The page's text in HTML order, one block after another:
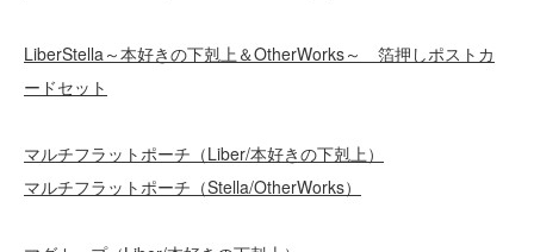
LiberStella～本好きの下剋上＆OtherWorks～ 箔押しポストカ
ードセット
マルチフラットポーチ（Liber/本好きの下剋上）
マルチフラットポーチ（Stella/OtherWorks）